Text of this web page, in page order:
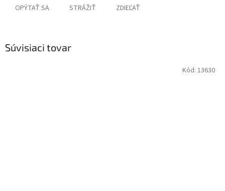
OPÝTAŤ SA STRÁŽIŤ ZDIEĽAŤ
Súvisiaci tovar
Kód: 13630